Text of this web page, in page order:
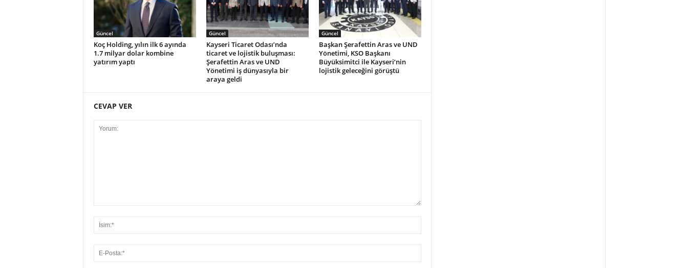
Güncel
Koç Holding, yılın ilk 6 ayında
1.7 milyar dolar kombine
yatırım yaptı
Güncel
Kayseri Ticaret Odası’nda
ticaret ve lojistik buluşması:
Şerafettin Aras ve UND
Yönetimi iş dünyasıyla bir
araya geldi
Güncel
Başkan Şerafettin Aras ve UND
Yönetimi, KSO Başkanı
Büyüksimitci ile Kayseri’nin
lojistik geleceğini görüştü
CEVAP VER